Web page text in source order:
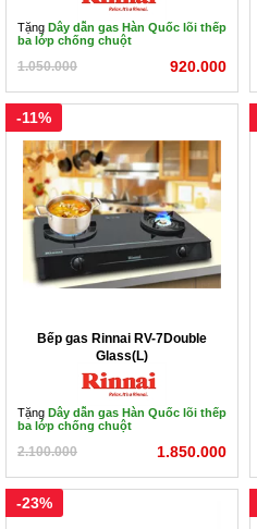
Tặng Dây dẫn gas Hàn Quốc lõi thếp
ba lớp chống chuột
1.050.000 920.000
Bếp gas Rinnai RV-7Double
Glass(L)
Tặng Dây dẫn gas Hàn Quốc lõi thếp
ba lớp chống chuột
2.100.000
-11%
1.850.000
-23%